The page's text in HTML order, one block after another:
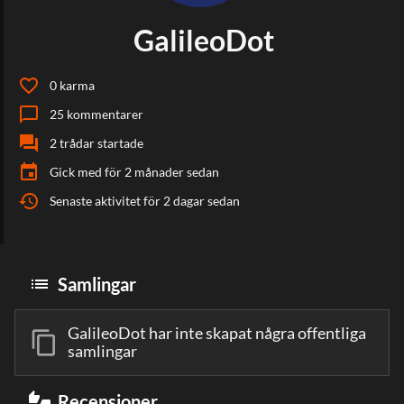
GalileoDot
favorite_border 0 karma
chat_bubble_outline 25 kommentarer
forum 2trådar startade
event Gick med för 2 månader sedan
history Senaste aktivitetför 2 dagar sedan
list Samlingar
content_copy
GalileoDot har inte skapat några offentliga
samlingar